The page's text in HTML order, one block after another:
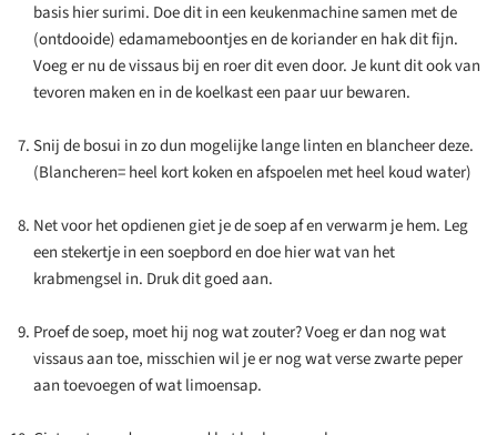
basis hier surimi. Doe dit in een keukenmachine samen met de
(ontdooide) edamameboontjes en de koriander en hak dit fijn.
Voeg er nu de vissaus bij en roer dit even door. Je kunt dit ook van
tevoren maken en in de koelkast een paar uur bewaren.
Snij de bosui in zo dun mogelijke lange linten en blancheer deze.
(Blancheren= heel kort koken en afspoelen met heel koud water)
Net voor het opdienen giet je de soep af en verwarm je hem. Leg
een stekertje in een soepbord en doe hier wat van het
krabmengsel in. Druk dit goed aan.
Proef de soep, moet hij nog wat zouter? Voeg er dan nog wat
vissaus aan toe, misschien wil je er nog wat verse zwarte peper
aan toevoegen of wat limoensap.